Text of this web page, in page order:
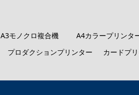
A3モノクロ複合機 A4カラープリンタ
プロダクションプリンター カードプ